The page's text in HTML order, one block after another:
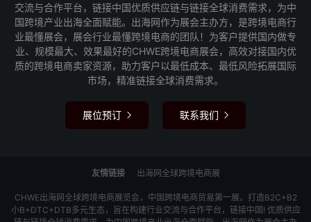
交流与合作平台，链接中国优质供应链与链接全球消费需求，为中
国跨境产业出海全面赋能。出海网作为展会主办方，是跨境电商行
业最懂展会，展会行业最懂跨境电商的团队！为客户提供国内做专
业、规模最大、效果最好的CHWE跨境电商展会，高效对接国内优
质的跨境电商卖家资源，助力客户以最低成本、最低风险拓展国际
市场，精准链接全球消费需求。
展位预订  联系我们 
友情链接 出海网全球跨境电商展
CHWE出海网全球跨境电商展览会，中国跨境电商贸易第一展。打造B2C+B2
小B+DTC+DTB多元生态，旨在构建行业交流与合作平台，链接中国! 优质供应